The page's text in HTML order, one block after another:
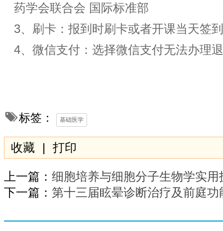
药学会联合会 国际标准部
3、刷卡：报到时刷卡或者开课当天签
4、微信支付：选择微信支付无法办理
标签： 基础医学
收藏 | 打印
上一篇： 细胞培养与细胞分子生物学实用
下一篇： 第十三届眩晕诊断治疗及前庭